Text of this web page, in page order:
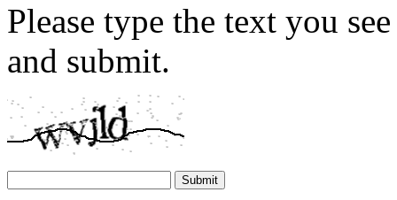
Please type the text you
and submit.